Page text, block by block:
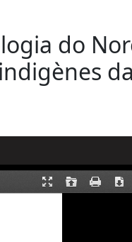
do